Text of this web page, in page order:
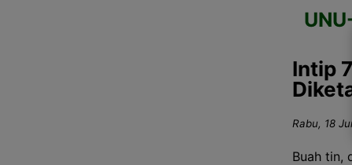
Intip
Rabu, 18
Buah tin,